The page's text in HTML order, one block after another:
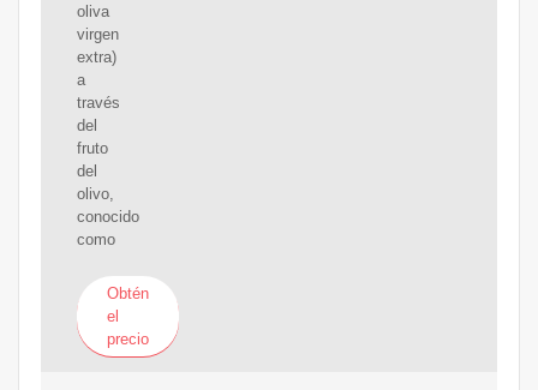
oliva
virgen
extra)
a
través
del
fruto
del
olivo,
conocido
como
Obtén
el
precio